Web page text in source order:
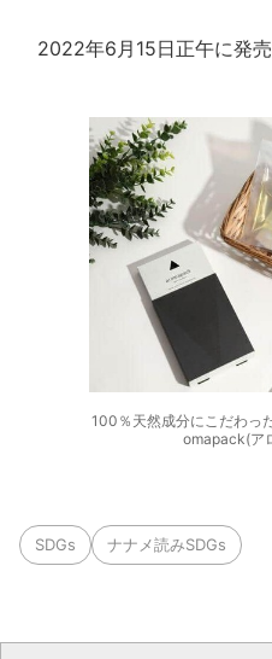
2022年6月15日正午に発売
100％天然成分にこだわっ
omapack(ア
SDGs ナナメ読みSDGs